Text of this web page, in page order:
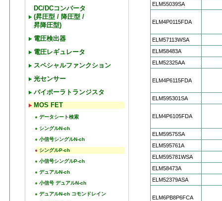
DC/DCコンバータ
(昇圧型 / 降圧型 /
昇降圧型)
電圧検出器
電圧レギュレータ
スペシャルファンクション
光センサー
バイポーラトランジスタ
MOS FET
データシート検索
シングルN-ch
小信号シングルN-ch
シングルP-ch
小信号シングルP-ch
デュアルN-ch
小信号 デュアルN-ch
デュアルN-ch コモンドレイン
ELM55039SA
ELM4P0115FDA
ELM57113WSA
ELM58483A
ELM52325AA
ELM4P6115FDA
ELM595301SA
ELM4P6105FDA
ELM59575SA
ELM595761A
ELM595781WSA
ELM58473A
ELM52379ASA
ELM6PB8P6FCA